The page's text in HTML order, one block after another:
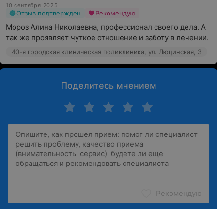
10 сентября 2025
Отзыв подтвержден Рекомендую
Мороз Алина Николаевна, профессионал своего дела. А
так же проявляет чуткое отношение и заботу в лечении.
40-я городская клиническая поликлиника, ул. Люцинская, 3
Поделитесь мнением
Рекомендую